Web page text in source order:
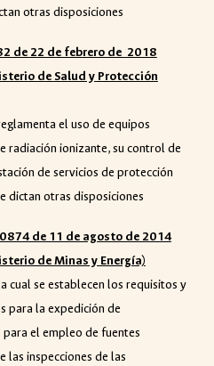
otras disposiciones
de 22 de febrero de 2018
de Salud y Protección
el uso de equipos
radiación ionizante, su control de
de servicios de protección
dictan otras disposiciones
de 11 de agosto de 2014
de Minas y Energía)
cual se establecen los requisitos y
para la expedición de
el empleo de fuentes
las inspecciones de las